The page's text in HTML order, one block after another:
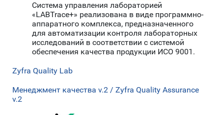
Система управления лабораторией
«LABTrace+» реализована в виде программно-
аппаратного комплекса, предназначенного
для автоматизации контроля лабораторных
исследований в соответствии с системой
обеспечения качества продукции ИСО 9001.
Zyfra Quality Lab
Менеджмент качества v.2 / Zyfra Quality Assurance
v.2